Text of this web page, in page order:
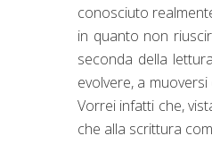
conosciuto
in quanto non
seconda della
evolvere, a
Vorrei infatti che,
che alla scrittura